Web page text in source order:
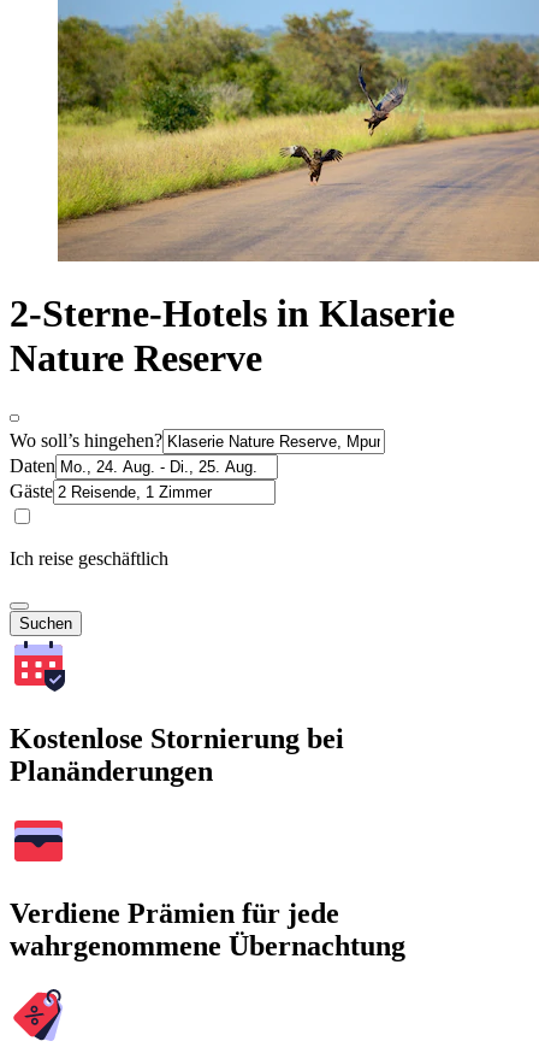
2-Sterne-Hotels in Klaserie
Nature Reserve
Wo soll’s hingehen?
Daten
Gäste
Ich reise geschäftlich
Suchen
Kostenlose Stornierung bei
Planänderungen
Verdiene Prämien für jede
wahrgenommene Übernachtung